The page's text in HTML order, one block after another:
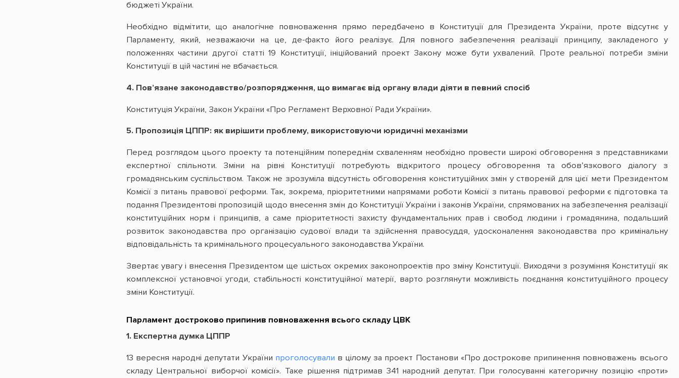
бюджеті України.
Необхідно відмітити, що аналогічне повноваження прямо передбачено в Конституції для Президента України, проте відсутнє у
Парламенту, який, незважаючи на це, де-факто його реалізує. Для повного забезпечення реалізації принципу, закладеного у
положеннях частини другої статті 19 Конституції, ініційований проект Закону може бути ухвалений. Проте реальної потреби зміни
Конституції в цій частині не вбачається.
4. Пов’язане законодавство/розпорядження, що вимагає від органу влади діяти в певний спосіб
Конституція України, Закон України «Про Регламент Верховної Ради України».
5. Пропозиція ЦППР: як вирішити проблему, використовуючи юридичні механізми
Перед розглядом цього проекту та потенційним попереднім схваленням необхідно провести широкі обговорення з представниками
експертної спільноти. Зміни на рівні Конституції потребують відкритого процесу обговорення та обов’язкового діалогу з
громадянським суспільством. Також не зрозуміла відсутність обговорення конституційних змін у створеній для цієї мети Президентом
Комісії з питань правової реформи. Так, зокрема, пріоритетними напрямами роботи Комісії з питань правової реформи є підготовка та
подання Президентові пропозицій щодо внесення змін до Конституції України і законів України, спрямованих на забезпечення реалізації
конституційних норм і принципів, а саме пріоритетності захисту фундаментальних прав і свобод людини і громадянина, подальший
розвиток законодавства про організацію судової влади та здійснення правосуддя, удосконалення законодавства про кримінальну
відповідальність та кримінального процесуального законодавства України.
Звертає увагу і внесення Президентом ще шістьох окремих законопроектів про зміну Конституції. Виходячи з розуміння Конституції як
комплексної установчої угоди, стабільності конституційної матерії, варто розглянути можливість поєднання конституційного процесу
зміни Конституції.
Парламент достроково припинив повноваження всього складу ЦВК
1. Експертна думка ЦППР
13 вересня народні депутати України проголосували в цілому за проект Постанови «Про дострокове припинення повноважень всього
складу Центральної виборчої комісії». Таке рішення підтримав 341 народний депутат. При голосуванні категоричну позицію «проти»